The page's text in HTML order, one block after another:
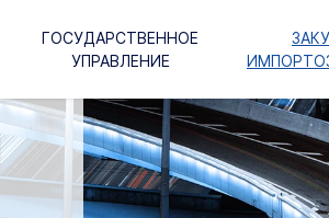
ГОСУДАРСТВЕННОЕ
УПРАВЛЕНИЕ